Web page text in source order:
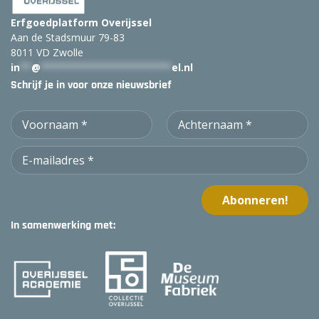
Erfgoedplatform Overijssel
Aan de Stadsmuur 79-83
8011 VD Zwolle
in
@ el.nl
Schrijf je in voor onze nieuwsbrief
In samenwerking met: